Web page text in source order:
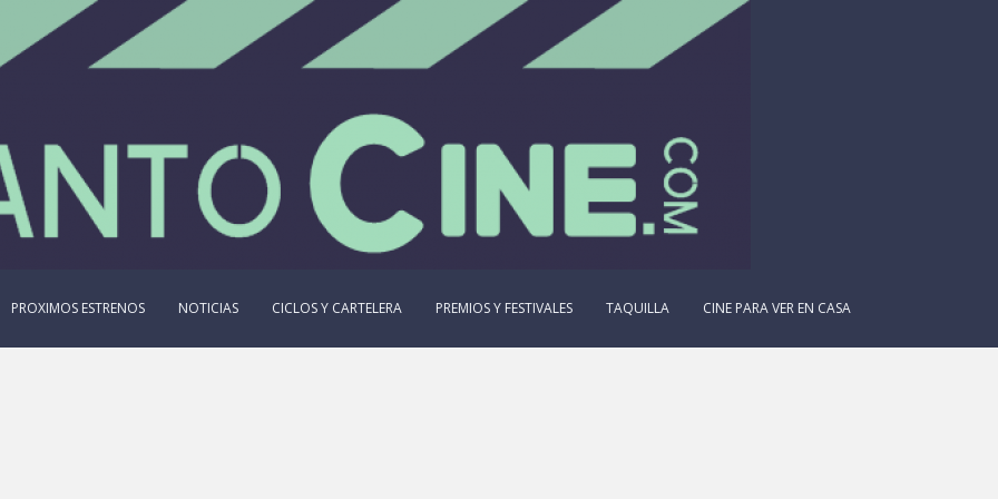
PROXIMOS ESTRENOS NOTICIAS CICLOS Y CARTELERA PREMIOS Y FESTIVALES TAQUILLA CINE PARA VER EN CASA